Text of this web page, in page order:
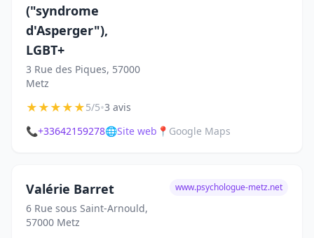
("syndrome
d'Asperger"),
LGBT+
3 Rue des Piques, 57000
Metz
★★★★★5/5•3 avis
📞+33642159278🌐Site web 📍 Google Maps
Valérie Barret
6 Rue sous Saint-Arnould,
57000 Metz
www.psychologue-metz.net